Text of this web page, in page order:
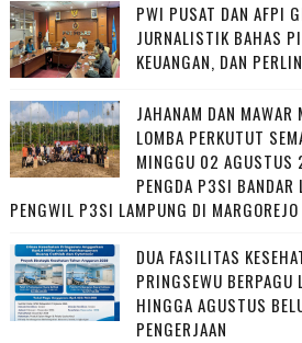
PWI PUSAT DAN AFPI
JURNALISTIK BAHAS
KEUANGAN, DAN
JAHANAM DAN MAWAR
LOMBA PERKUTUT
MINGGU 02 AGUSTUS
PENGDA P3SI BANDAR
PENGWIL P3SI LAMPUNG DI MARGOREJO
DUA FASILITAS
PRINGSEWU
HINGGA AGUSTUS
PENGERJAAN